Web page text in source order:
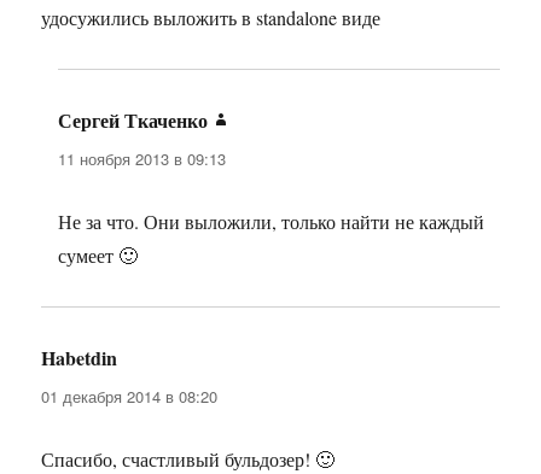
удосужились выложить в standalone виде
Сергей Ткаченко
11 ноября 2013 в 09:13
Не за что. Они выложили, только найти не каждый
сумеет 🙂
Habetdin
01 декабря 2014 в 08:20
Спасибо, счастливый бульдозер! 🙂